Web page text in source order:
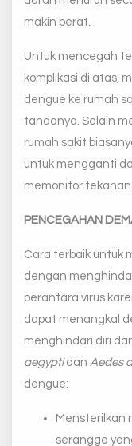
makin berat.
Untuk mencegah
komplikasi di atas,
dengue ke rumah
tandanya. Selain
rumah sakit
untuk mengganti
memonitor
PENCEGAHAN
Cara terbaik untuk
dengan
perantara virus
dapat menangkal
menghindari diri
aegyptidan Aedes
dengue:
Mensterilkan
serangga